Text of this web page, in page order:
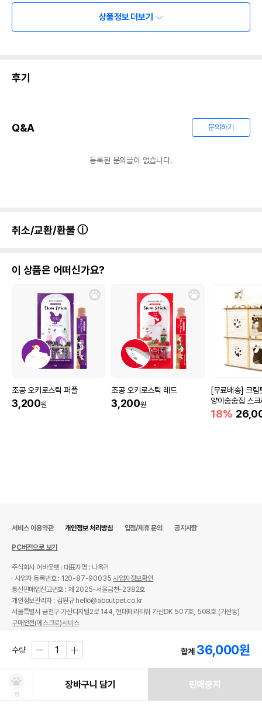
상품정보 더보기
후기
Q&A 문의하기
등록된 문의글이 없습니다.
취소/교환/환불
이 상품은 어떠신가요?
조공 오키로스틱 퍼플
3,200원
조공 오키로스틱 레드
3,200원
[무료배송] 크림
양이숨숨집 스
18%
수량 합계 36,000원
찜
장바구니 담기 판매중지
서비스 이용약관 개인정보 처리방침 입점/제휴 문의 공지사항
PC버전으로 보기
주식회사 어바웃펫
대표자명 : 나옥귀
사업자 등록번호 : 120-87-90035사업자정보확인
통신판매업신고번호 : 제 2025-서울금천-2382호
개인정보관리자 : 김원규 hello@aboutpet.co.kr
서울특별시 금천구 가산디지털2로 144, 현대테라타워 가산DK 507호, 508호 (가산동)
구매안전(에스크로)서비스